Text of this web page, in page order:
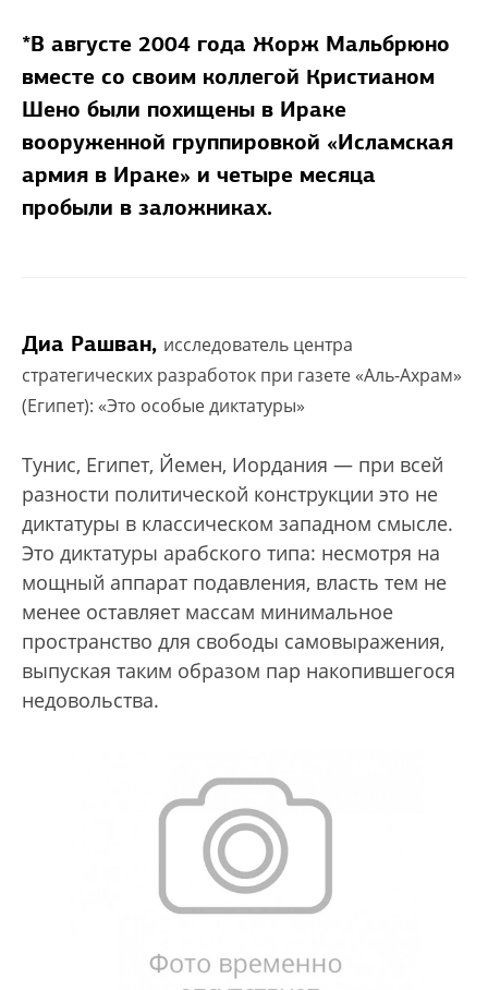
*В августе 2004 года Жорж Мальбрюно
вместе со своим коллегой Кристианом
Шено были похищены в Ираке
вооруженной группировкой «Исламская
армия в Ираке» и четыре месяца
пробыли в заложниках.
Диа Рашван, исследователь центра
стратегических разработок при газете «Аль-Ахрам»
(Египет): «Это особые диктатуры»
Тунис, Египет, Йемен, Иордания — при всей
разности политической конструкции это не
диктатуры в классическом западном смысле.
Это диктатуры арабского типа: несмотря на
мощный аппарат подавления, власть тем не
менее оставляет массам минимальное
пространство для свободы самовыражения,
выпуская таким образом пар накопившегося
недовольства.